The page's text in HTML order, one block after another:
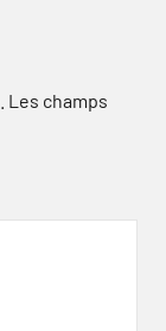
Les champs